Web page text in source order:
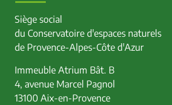
Siège social
du Conservatoire d'espaces naturels
de Provence-Alpes-Côte d'Azur
Immeuble Atrium Bât. B
4, avenue Marcel Pagnol
13100 Aix-en-Provence